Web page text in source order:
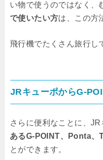
い物で使うのではなく、
で使いたい方は、この方
飛行機でたくさん旅行し
JRキューポからG-
さらに便利なことに、
あるG-POINT、Ponta、
とができます。